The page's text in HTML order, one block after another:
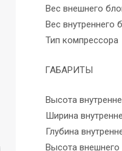
Вес внешнего
Вес внутреннего
Тип компрессора
ГАБАРИТЫ
Высота
Ширина
Глубина
Высота внешнего